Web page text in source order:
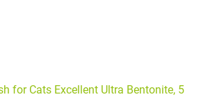
for Cats Excellent Ultra Bentonite, 5